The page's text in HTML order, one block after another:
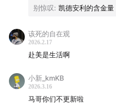
别惊叹: 凯德安利的含金量
该死的自在观
2026.2.17
赴美是生活啊
小新_kmKB
2026.3.16
马哥你们不更新啦